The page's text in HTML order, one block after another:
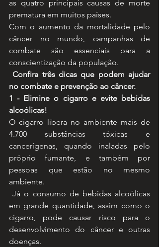
as quatro principais causas de morte
prematura em muitos países.
Com o aumento da mortalidade pelo
câncer no mundo, campanhas de
combate são essenciais para a
conscientização da população.
Confira três dicas que podem ajudar
no combate e prevenção ao câncer.
1 - Elimine o cigarro e evite bebidas
alcoólicas!
O cigarro libera no ambiente mais de
4.700 substâncias tóxicas e
cancerígenas, quando inaladas pelo
próprio fumante, e também por
pessoas que estão no mesmo
ambiente.
Já o consumo de bebidas alcoólicas
em grande quantidade, assim como o
cigarro, pode causar risco para o
desenvolvimento do câncer e outras
doenças.